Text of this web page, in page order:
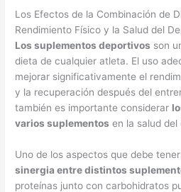
Los Efectos de la Combinación de
Rendimiento Físico y la Salud del
Los suplementos deportivos son
dieta de cualquier atleta. El uso
mejorar significativamente el
y la recuperación después del
también es importante considerar
varios suplementos en la salud del
Uno de los aspectos que debe
sinergia entre distintos
proteínas junto con carbohidratos